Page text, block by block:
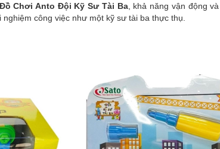
Đồ Chơi Anto Đội Kỹ Sư Tài Ba, khả năng vận động
công việc như một kỹ sư tài ba thực thụ.